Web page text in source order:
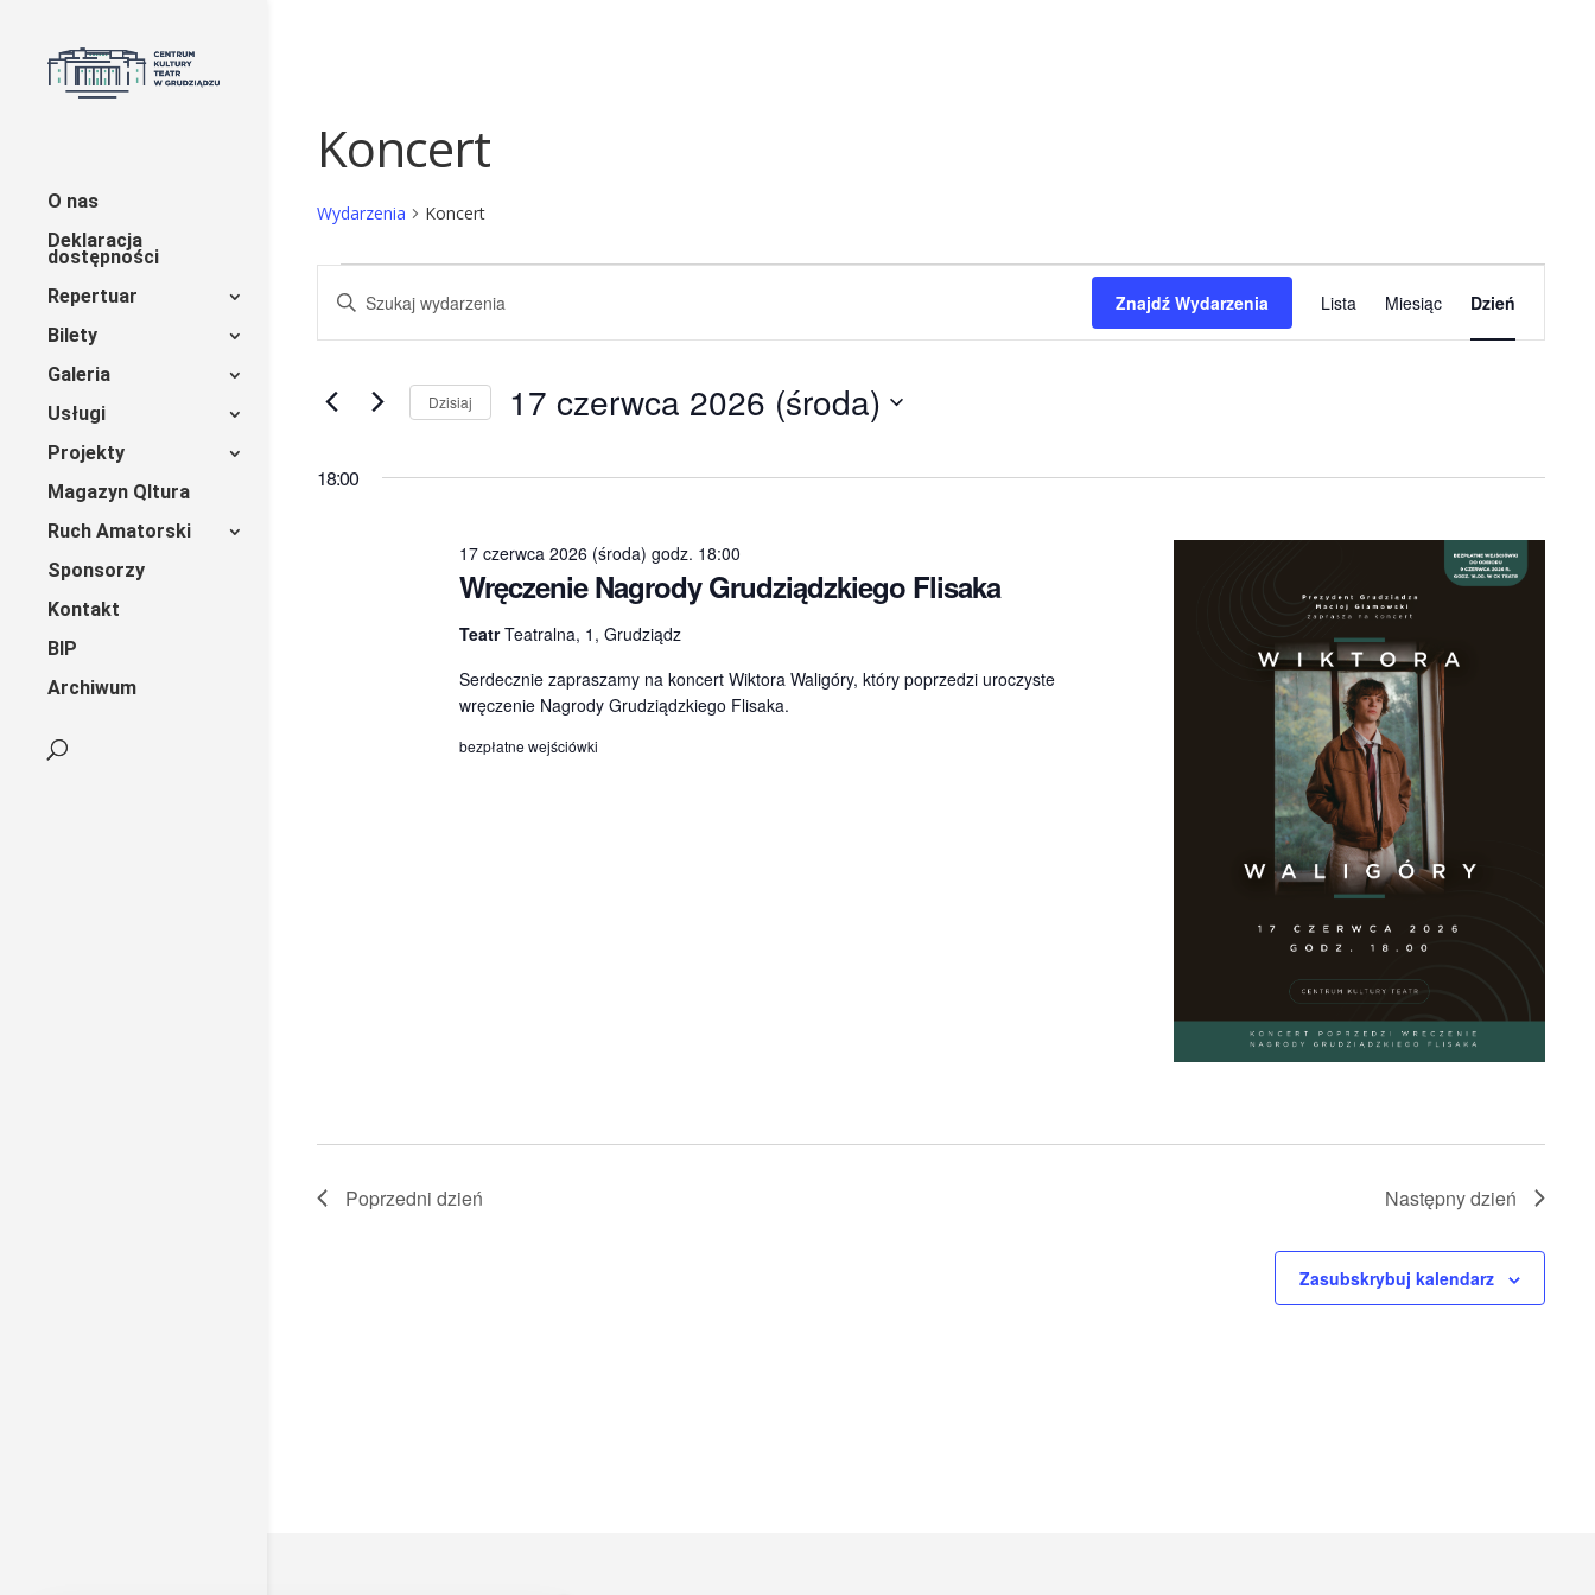
O nas
Deklaracja
dostępności
Repertuar
Bilety
Galeria
Usługi
Projekty
Magazyn Qltura
Ruch Amatorski
Sponsorzy
Kontakt
BIP
Archiwum
Koncert
Wydarzenia Koncert
Wydarzenia
for
czerwca
(środa)
Wydarzenia
Nawigacja
wyszukiwaniu
widokach
Wpisz
słowo
kluczowe.
wg
Wydarzenia.
Znajdź Wydarzenia
Widoki
nawigacja
Lista Miesiąc Dzień
Dzisiaj 17 czerwca 2026 (środa)
18:00
Wręczenie Nagrody Grudziądzkiego Flisaka
17 czerwca 2026 (środa) godz. 18:00
TeatrTeatralna, 1, Grudziądz
Serdecznie zapraszamy na koncert Wiktora Waligóry, który poprzedzi uroczyste
wręczenie Nagrody Grudziądzkiego Flisaka.
bezpłatne wejściówki
Poprzedni dzień Następny dzień
Zasubskrybuj kalendarz